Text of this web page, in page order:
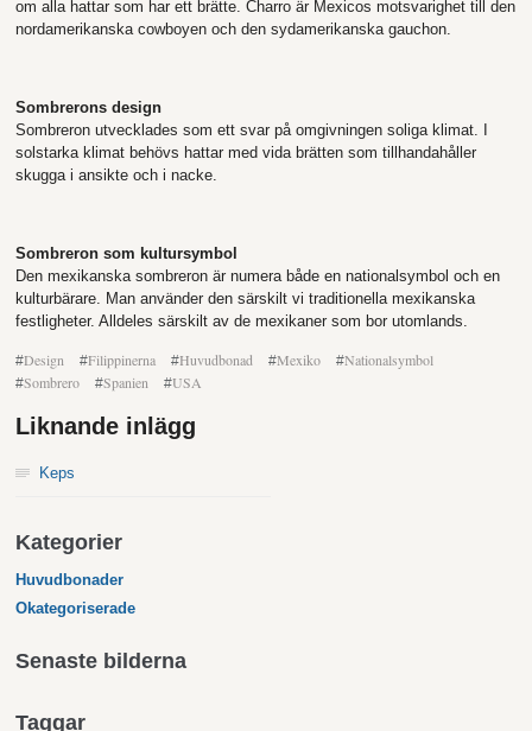
om alla hattar som har ett brätte. Charro är Mexicos motsvarighet till den
nordamerikanska cowboyen och den sydamerikanska gauchon.
Sombrerons design
Sombreron utvecklades som ett svar på omgivningen soliga klimat. I
solstarka klimat behövs hattar med vida brätten som tillhandahåller
skugga i ansikte och i nacke.
Sombreron som kultursymbol
Den mexikanska sombreron är numera både en nationalsymbol och en
kulturbärare. Man använder den särskilt vi traditionella mexikanska
festligheter. Alldeles särskilt av de mexikaner som bor utomlands.
#Design #Filippinerna #Huvudbonad #Mexiko #Nationalsymbol
#Sombrero #Spanien #USA
Liknande inlägg
Keps
Kategorier
Huvudbonader
Okategoriserade
Senaste bilderna
Taggar